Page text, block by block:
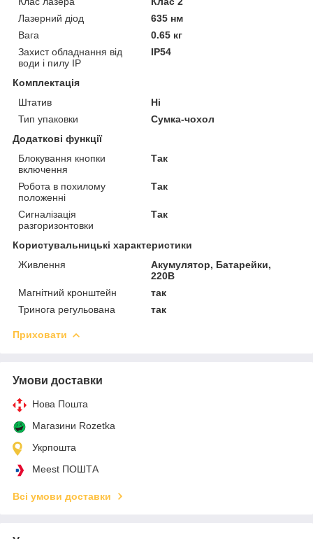
Лазерний діод
635 нм
Вага
0.65 кг
Захист обладнання від
води і пилу IP
IP54
Комплектація
Штатив
Ні
Тип упаковки
Сумка-чохол
Додаткові функції
Блокування кнопки
включення
Так
Робота в похилому
положенні
Так
Сигналізація
разгоризонтовки
Так
Користувальницькі характеристики
Живлення
Акумулятор, Батарейки,
220В
Магнітний кронштейн
так
Тринога регульована
так
Приховати
Умови доставки
Нова Пошта
Магазини Rozetka
Укрпошта
Meest ПОШТА
Всі умови доставки